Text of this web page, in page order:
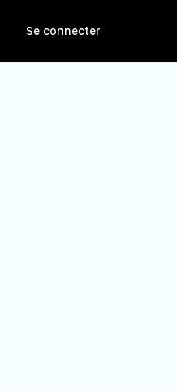
Se connecter